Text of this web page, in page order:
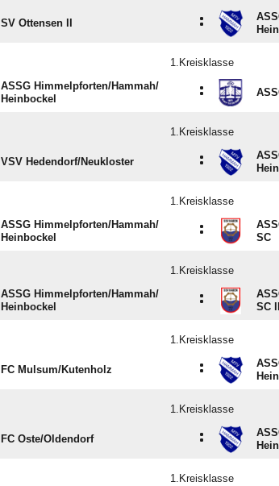
SV Ottensen II :
1.Kreisklasse
ASSG Himmelpforten/​Hammah/​
Heinbockel
:
1.Kreisklasse
VSV Hedendorf/​Neukloster :
1.Kreisklasse
ASSG Himmelpforten/​Hammah/​
Heinbockel
:
SC
1.Kreisklasse
ASSG Himmelpforten/​Hammah/​
Heinbockel
:
SC II
1.Kreisklasse
FC Mulsum/​Kutenholz :
1.Kreisklasse
FC Oste/​Oldendorf :
1.Kreisklasse